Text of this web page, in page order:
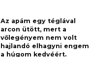
Az apám egy téglával
arcon ütött, mert a
vőlegényem nem volt
hajlandó elhagyni engem
a húgom kedvéért.